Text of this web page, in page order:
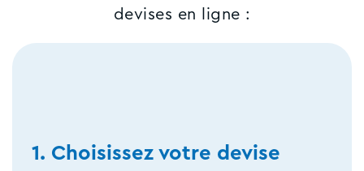
devises en ligne :
1. Choisissez votre devise